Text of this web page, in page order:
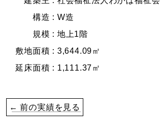
構造 : W造
規模 : 地上1階
敷地面積 : 3,644.09㎡
延床面積 : 1,111.37㎡
← 前の実績を見る